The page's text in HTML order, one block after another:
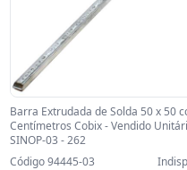
Barra Extrudada de Solda 50 x 50
Centímetros Cobix - Vendido
SINOP-03 - 262
Código 94445-03